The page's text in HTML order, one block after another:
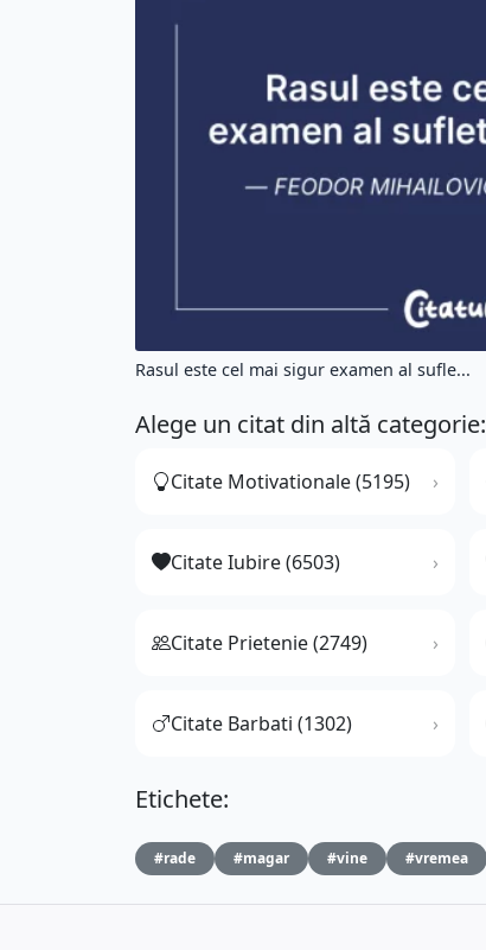
Rasul este cel mai sigur examen al sufle...
Alege un citat din altă categorie:
Citate Motivationale (5195)
Citate Iubire (6503)
Citate Prietenie (2749)
Citate Barbati (1302)
Etichete:
#rade #magar #vine #vremea